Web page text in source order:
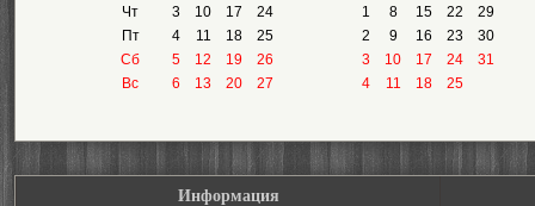
Чт
Пт
Сб
Вс
3
10 17
24
4
11 18
25
5
12 19
26
6
13 20 27
1
8 15 22
29
2
9 16 23
30
3
10 17 24
31
4
11 18 25
Информация